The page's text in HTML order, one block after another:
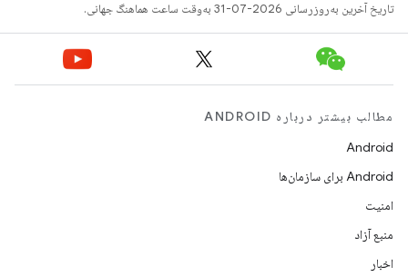
تاریخ آخرین به‌روزرسانی 2026-07-31 به‌وقت ساعت هماهنگ جهانی.
مطالب بیشتر درباره ANDROID
Android
Android برای سازمان‌ها
امنیت
منبع آزاد
اخبار